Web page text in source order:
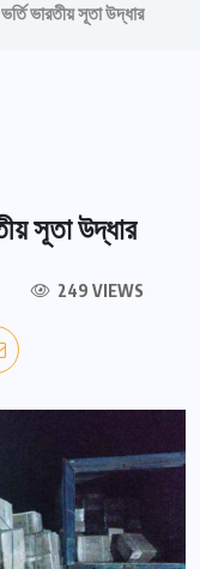
ভারতীয় সূতা উদ্ধার
সূতা উদ্ধার
249 VIEWS